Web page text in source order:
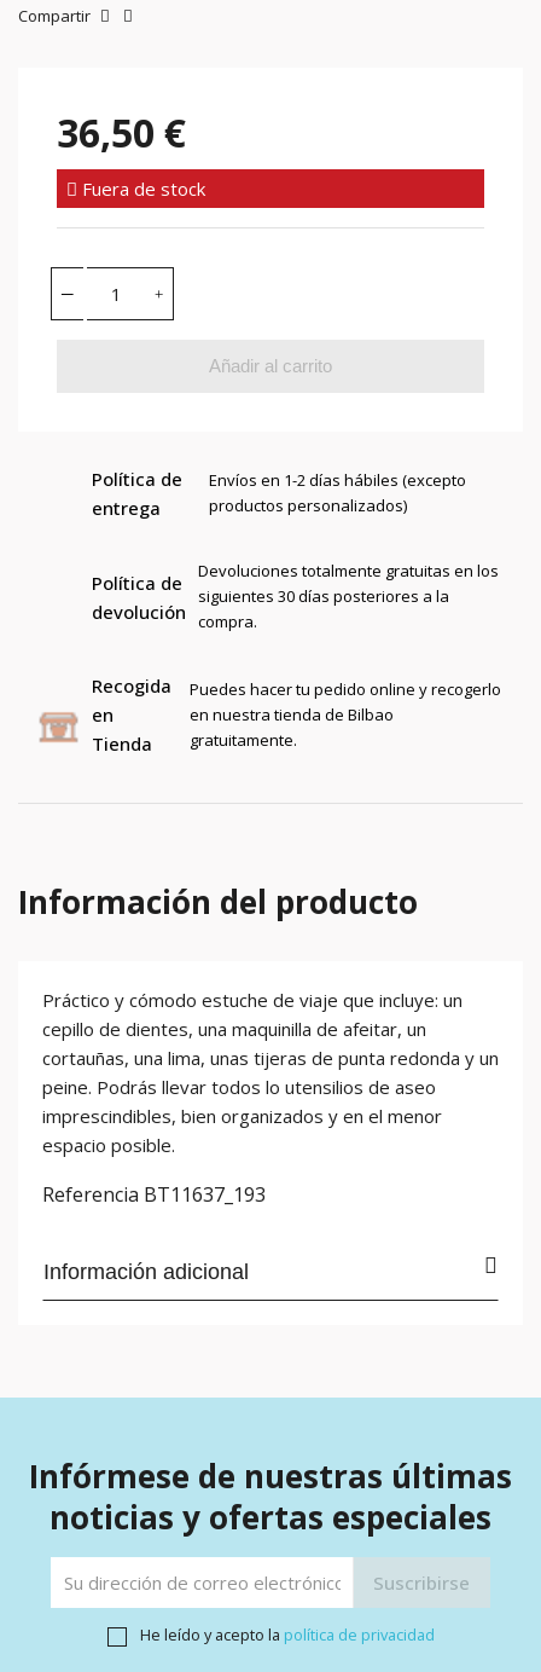
Compartir
36,50 €
Fuera de stock
Añadir al carrito
Política de
entrega
Envíos en 1-2 días hábiles (excepto
productos personalizados)
Política de
devolución
Devoluciones totalmente gratuitas en los
siguientes 30 días posteriores a la
compra.
Recogida
en
Tienda
Puedes hacer tu pedido online y recogerlo
en nuestra tienda de Bilbao
gratuitamente.
Información del producto
Práctico y cómodo estuche de viaje que incluye: un
cepillo de dientes, una maquinilla de afeitar, un
cortauñas, una lima, unas tijeras de punta redonda y un
peine. Podrás llevar todos lo utensilios de aseo
imprescindibles, bien organizados y en el menor
espacio posible.
Referencia BT11637_193
Información adicional
Infórmese de nuestras últimas
noticias y ofertas especiales
He leído y acepto la política de privacidad